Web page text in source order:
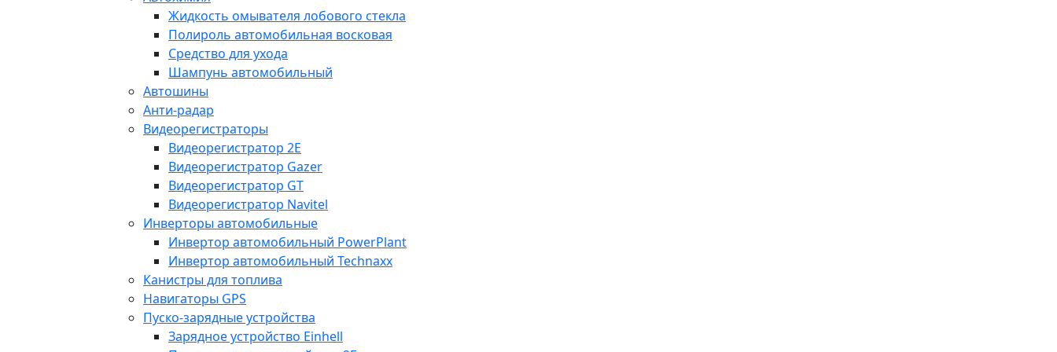
Жидкость омывателя лобового стекла
Полироль автомобильная восковая
Средство для ухода
Шампунь автомобильный
Автошины
Анти-радар
Видеорегистраторы
Видеорегистратор 2E
Видеорегистратор Gazer
Видеорегистратор GT
Видеорегистратор Navitel
Инверторы автомобильные
Инвертор автомобильный PowerPlant
Инвертор автомобильный Technaxx
Канистры для топлива
Навигаторы GPS
Пуско-зарядные устройства
Зарядное устройство Einhell